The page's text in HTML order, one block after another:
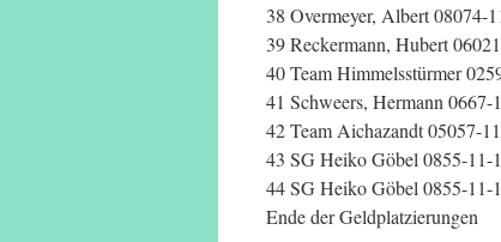
38 Overmeyer, Albert 08074-
39 Reckermann, Hubert
40 Team Himmelsstürmer
41 Schweers, Hermann
42 Team Aichazandt 05057-
43 SG Heiko Göbel 0855-11-
44 SG Heiko Göbel 0855-11-
Ende der Geldplatzierungen